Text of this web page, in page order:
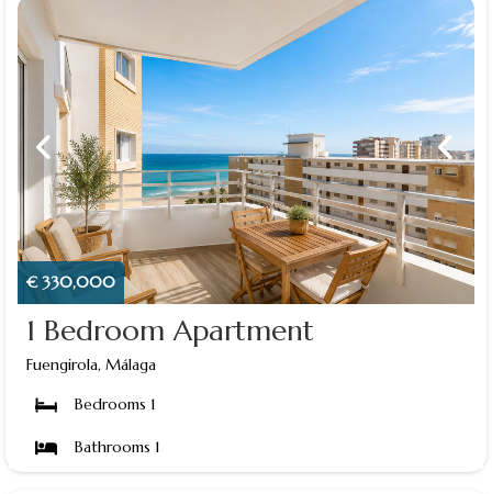
€ 330,000
1 Bedroom Apartment
Fuengirola, Málaga
Bedrooms 1
Bathrooms 1